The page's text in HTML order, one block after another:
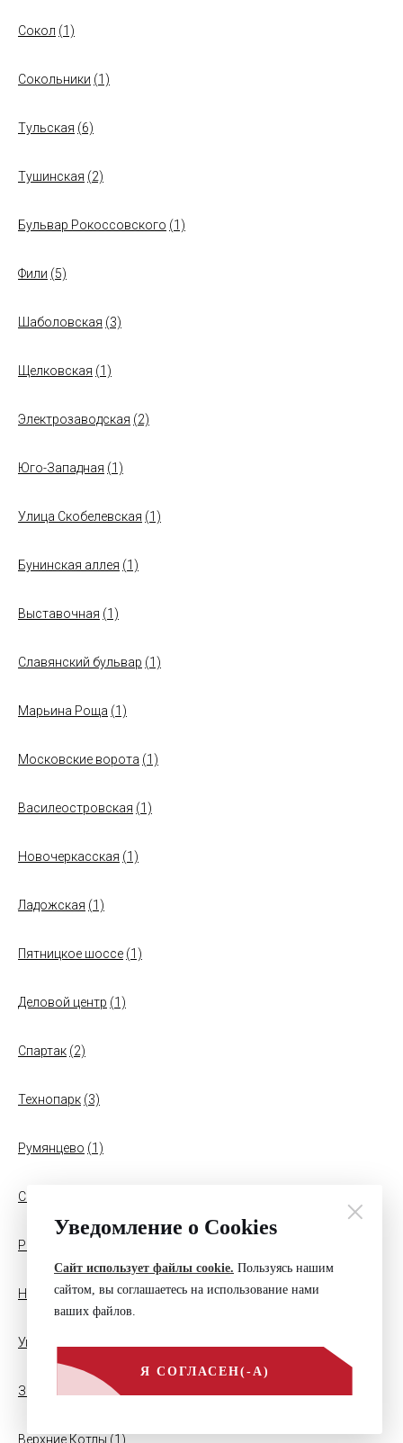
Уведомление о Cookies
Сайт использует файлы cookie. Пользуясь нашим
сайтом, вы соглашаетесь на использование нами
ваших файлов.
Я СОГЛАСЕН(-А)
Сокол (1)
Сокольники (1)
Тульская (6)
Тушинская (2)
Бульвар Рокоссовского (1)
Фили (5)
Шаболовская (3)
Щелковская (1)
Электрозаводская (2)
Юго-Западная (1)
Улица Скобелевская (1)
Бунинская аллея (1)
Выставочная (1)
Славянский бульвар (1)
Марьина Роща (1)
Московские ворота (1)
Василеостровская (1)
Новочеркасская (1)
Ладожская (1)
Пятницкое шоссе (1)
Деловой центр (1)
Спартак (2)
Технопарк (3)
Румянцево (1)
Саларьево
Ростокино
Нижегородская (2)
Угрешская
ЗИЛ
Верхние Котлы (1)